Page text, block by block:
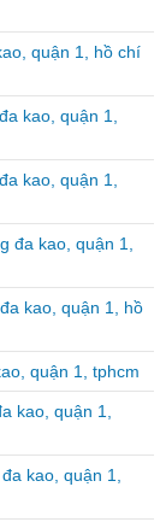
quận 1, hồ chí
kao, quận 1,
kao, quận 1,
đa kao, quận 1,
kao, quận 1, hồ
quận 1, tphcm
kao, quận 1,
kao, quận 1,